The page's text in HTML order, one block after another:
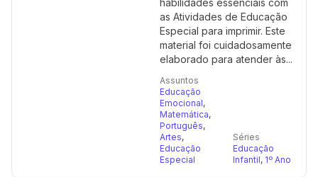
habilidades essenciais com
as Atividades de Educação
Especial para imprimir. Este
material foi cuidadosamente
elaborado para atender às...
Assuntos
Educação
Emocional,
Matemática,
Português,
Artes,
Educação
Especial
Séries
Educação
Infantil, 1º Ano